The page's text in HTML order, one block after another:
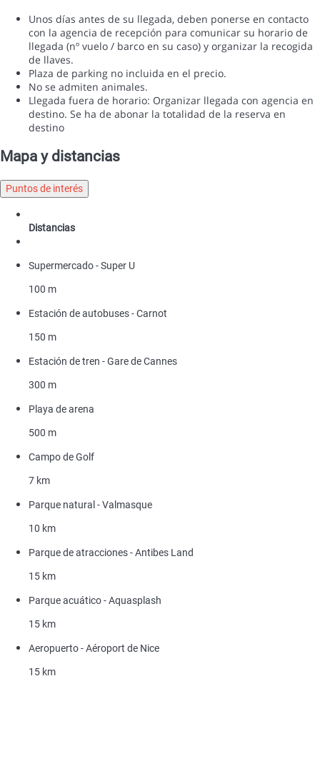
Unos días antes de su llegada, deben ponerse en contacto
con la agencia de recepción para comunicar su horario de
llegada (nº vuelo / barco en su caso) y organizar la recogida
de llaves.
Plaza de parking no incluida en el precio.
No se admiten animales.
Llegada fuera de horario: Organizar llegada con agencia en
destino. Se ha de abonar la totalidad de la reserva en
destino
Mapa y distancias
Puntos de interés
Distancias
Supermercado - Super U
100 m
Estación de autobuses - Carnot
150 m
Estación de tren - Gare de Cannes
300 m
Playa de arena
500 m
Campo de Golf
7 km
Parque natural - Valmasque
10 km
Parque de atracciones - Antibes Land
15 km
Parque acuático - Aquasplash
15 km
Aeropuerto - Aéroport de Nice
15 km